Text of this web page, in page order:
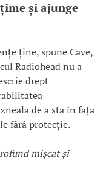
și ajunge
ține, spune Cave,
Radiohead nu a
drept
de a sta în fața
fără protecție.
mișcat și